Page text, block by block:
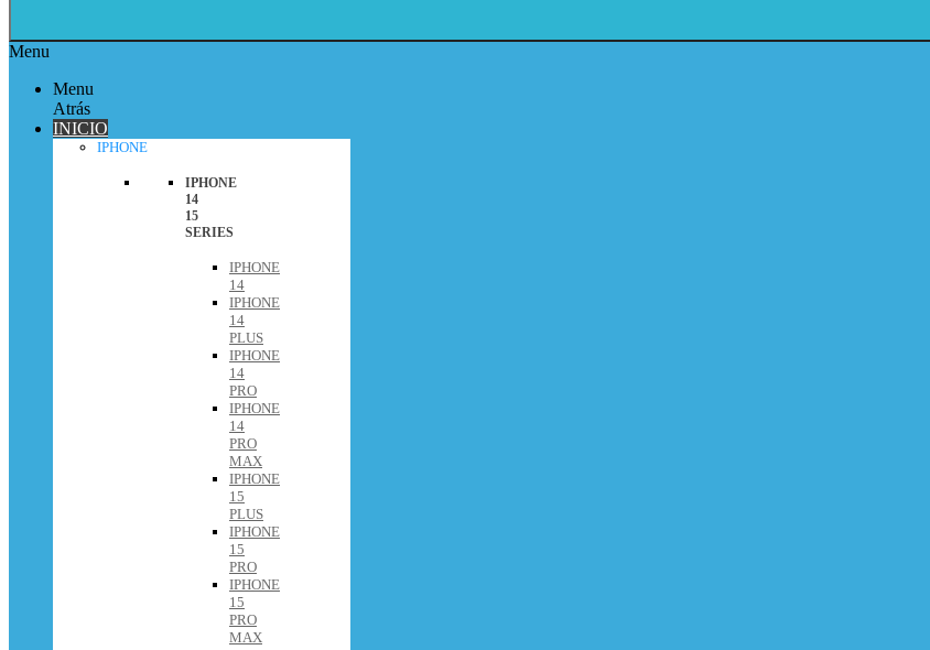
Menu
Menu
Atrás
INICIO
IPHONE
IPHONE
14
15
SERIES
IPHONE
14
IPHONE
14
PLUS
IPHONE
14
PRO
IPHONE
14
PRO
MAX
IPHONE
15
PLUS
IPHONE
15
PRO
IPHONE
15
PRO
MAX